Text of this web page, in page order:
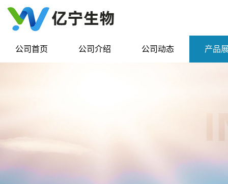
公司首页 公司介绍 公司动态 产品